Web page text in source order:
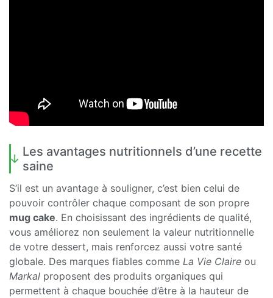
Les avantages nutritionnels d’une recette
saine
S’il est un avantage à souligner, c’est bien celui de
pouvoir contrôler chaque composant de son propre
mug cake. En choisissant des ingrédients de qualité,
vous améliorez non seulement la valeur nutritionnelle
de votre dessert, mais renforcez aussi votre santé
globale. Des marques fiables comme La Vie Claire ou
Markal proposent des produits organiques qui
permettent à chaque bouchée d’être à la hauteur de